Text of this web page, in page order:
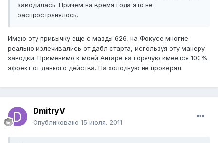
заводилась. Причём на время года это не
распространялось.
Имею эту привычку еще с мазды 626, на Фокусе многие
реально излечивались от дабл старта, используя эту манеру
заводки. Применимо к моей Антаре на горячую имеется 100%
эффект от данного действа. На холодную не проверял.
DmitryV
Опубликовано 15 июля, 2011